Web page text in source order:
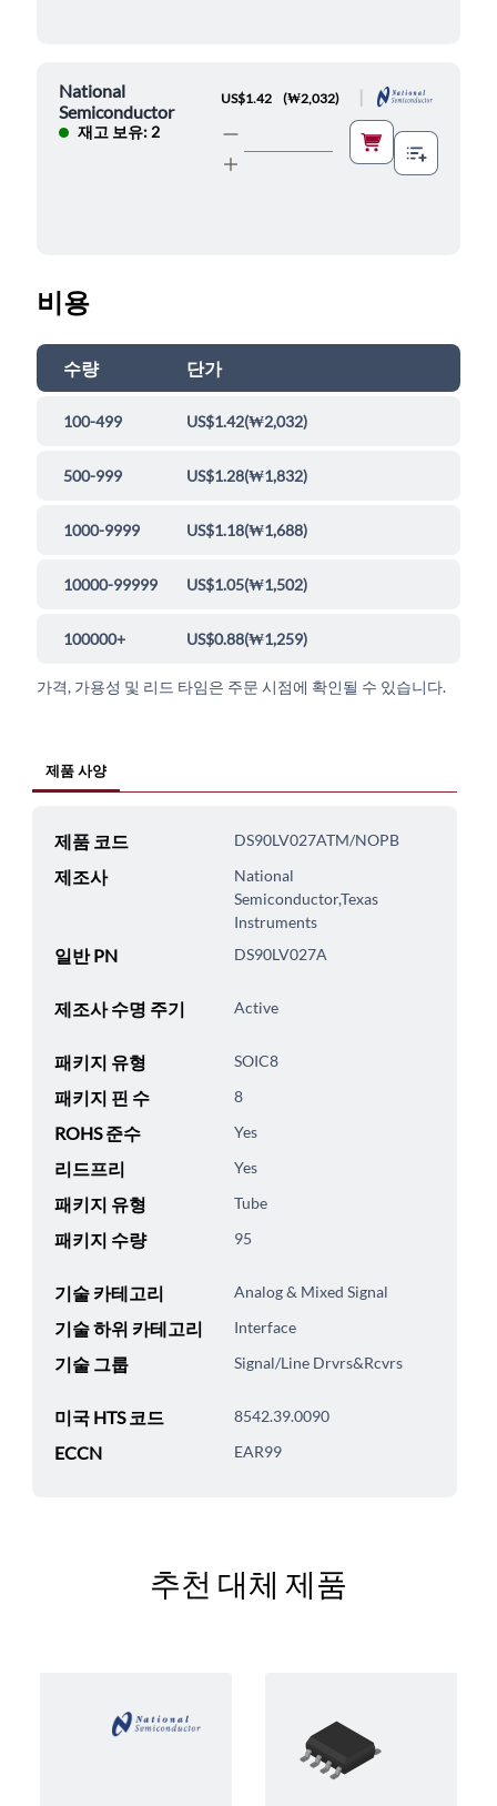
National
Semiconductor
재고 보유: 2
US$1.42 (₩2,032)
비용
수량 단가
100-499 US$1.42(₩2,032)
500-999 US$1.28(₩1,832)
1000-9999 US$1.18(₩1,688)
10000-99999 US$1.05(₩1,502)
100000+ US$0.88(₩1,259)
가격, 가용성 및 리드 타임은 주문 시점에 확인될 수 있습니다.
제품 사양
제품 코드 DS90LV027ATM/NOPB
제조사
National
Semiconductor,Texas
Instruments
일반 PN DS90LV027A
제조사 수명 주기 Active
패키지 유형 SOIC8
패키지 핀 수 8
ROHS 준수 Yes
리드프리 Yes
패키지 유형 Tube
패키지 수량 95
기술 카테고리 Analog & Mixed Signal
기술 하위 카테고리 Interface
기술 그룹 Signal/Line Drvrs&Rcvrs
미국 HTS 코드 8542.39.0090
ECCN EAR99
추천 대체 제품